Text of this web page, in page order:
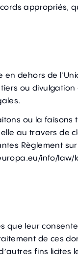
appropriés,
dehors de
ou
ou la faisons
au travers de
Règlement
info/
que leur
de ces
fins licites